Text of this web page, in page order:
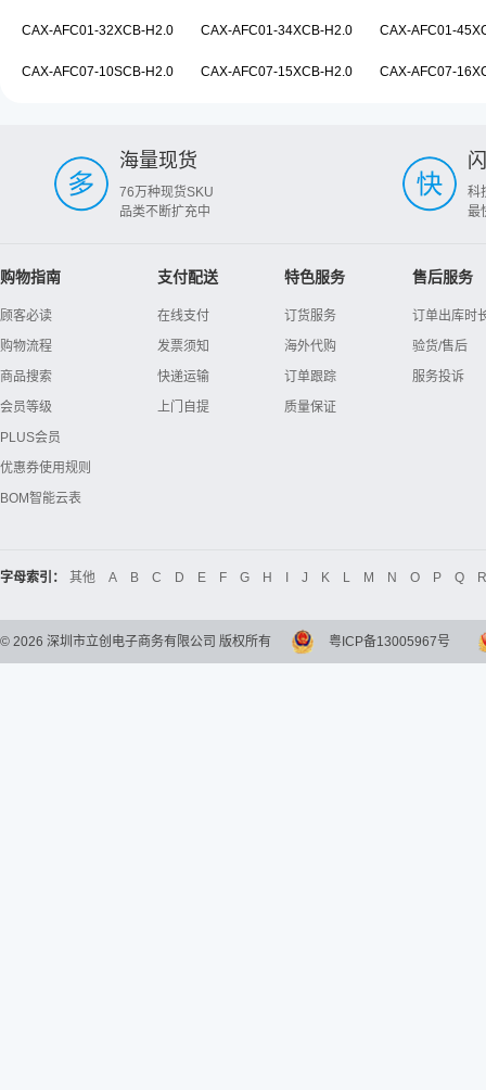
CAX-AFC01-32XCB-H2.0 CAX-AFC01-34XCB-H2.0 CAX-AFC01-
CAX-AFC07-10SCB-H2.0 CAX-AFC07-15XCB-H2.0 CAX-AFC07-
海量现货
76万种现货SKU
品类不断扩充中
科
最
购物指南
顾客必读
购物流程
商品搜索
会员等级
PLUS会员
优惠券使用规则
BOM智能云表
支付配送
在线支付
发票须知
快递运输
上门自提
特色服务
订货服务
海外代购
订单跟踪
质量保证
售后服务
订单出库时
验货/售后
服务投诉
字母索引： 其他 A B C D E F G H I J K L M N O P Q R
© 2026 深圳市立创电子商务有限公司 版权所有 粤ICP备13005967号